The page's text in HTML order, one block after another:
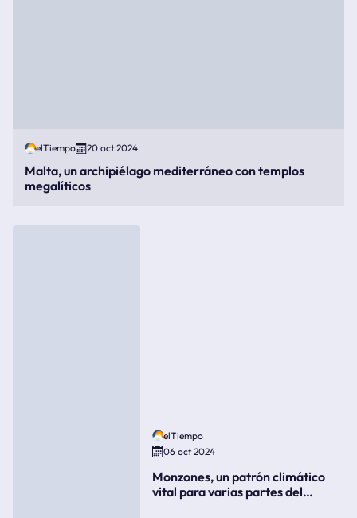
elTiempo 20 oct 2024
Malta, un archipiélago mediterráneo con templos
megalíticos
elTiempo
06 oct 2024
Monzones, un patrón climático
vital para varias partes del